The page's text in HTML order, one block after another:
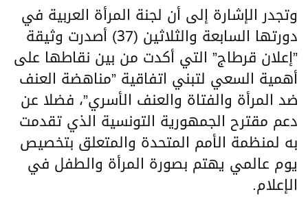
وتجدر الإشارة إلى أن لجنة المرأة العربية في
دورتها السابعة والثلاثين (37) أصدرت وثيقة
”إعلان قرطاج” التي أكدت من بين نقاطها على
أهمية السعي لتبني اتفاقية ”مناهضة العنف
ضد المرأة والفتاة والعنف الأسري”، فضلا عن
دعم مقترح الجمهورية التونسية الذي تقدمت
به لمنظمة الأمم المتحدة والمتعلق بتخصيص
يوم عالمي يهتم بصورة المرأة والطفل في
الإعلام.